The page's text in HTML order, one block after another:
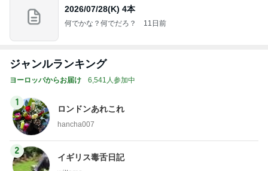
2026/07/28(K) 4本
何でかな？何でだろ？ 11日前
ジャンルランキング
ヨーロッパからお届け 6,541人参加中
1
ロンドンあれこれ
hancha007
2
イギリス毒舌日記